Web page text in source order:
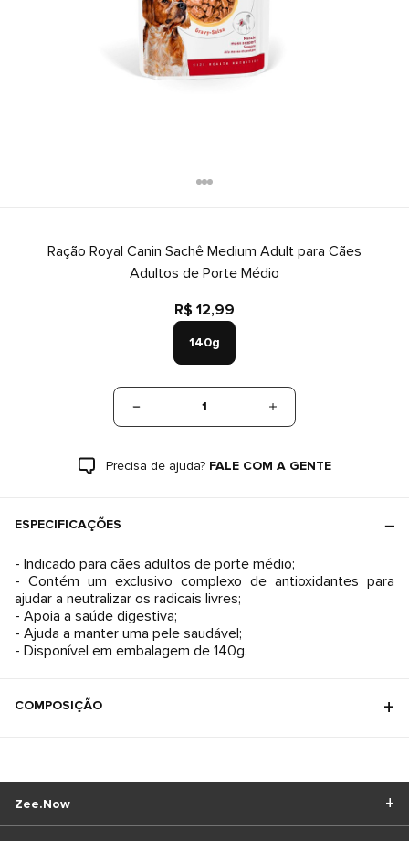
Ração Royal Canin Sachê Medium Adult para Cães
Adultos de Porte Médio
R$ 12,99
140g
1
Precisa de ajuda? FALE COM A GENTE
ESPECIFICAÇÕES
- Indicado para cães adultos de porte médio;
- Contém um exclusivo complexo de antioxidantes para
ajudar a neutralizar os radicais livres;
- Apoia a saúde digestiva;
- Ajuda a manter uma pele saudável;
- Disponível em embalagem de 140g.
COMPOSIÇÃO
Zee.Now